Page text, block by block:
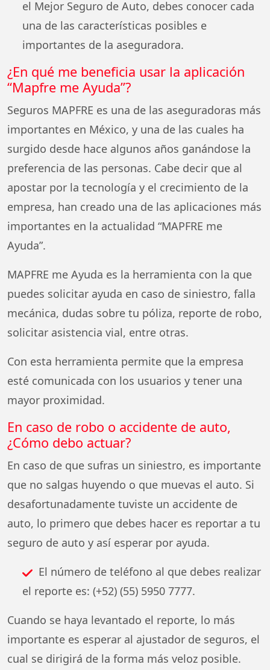
el Mejor Seguro de Auto, debes conocer cada
una de las características posibles e
importantes de la aseguradora.
¿En qué me beneficia usar la aplicación
“Mapfre me Ayuda”?
Seguros MAPFRE es una de las aseguradoras más
importantes en México, y una de las cuales ha
surgido desde hace algunos años ganándose la
preferencia de las personas. Cabe decir que al
apostar por la tecnología y el crecimiento de la
empresa, han creado una de las aplicaciones más
importantes en la actualidad “MAPFRE me
Ayuda”.
MAPFRE me Ayuda es la herramienta con la que
puedes solicitar ayuda en caso de siniestro, falla
mecánica, dudas sobre tu póliza, reporte de robo,
solicitar asistencia vial, entre otras.
Con esta herramienta permite que la empresa
esté comunicada con los usuarios y tener una
mayor proximidad.
En caso de robo o accidente de auto,
¿Cómo debo actuar?
En caso de que sufras un siniestro, es importante
que no salgas huyendo o que muevas el auto. Si
desafortunadamente tuviste un accidente de
auto, lo primero que debes hacer es reportar a tu
seguro de auto y así esperar por ayuda.
El número de teléfono al que debes realizar
el reporte es: (+52) (55) 5950 7777.
Cuando se haya levantado el reporte, lo más
importante es esperar al ajustador de seguros, el
cual se dirigirá de la forma más veloz posible.